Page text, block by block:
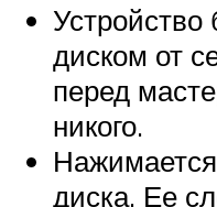
Устройство
диском от
перед
никого.
диска. Ее